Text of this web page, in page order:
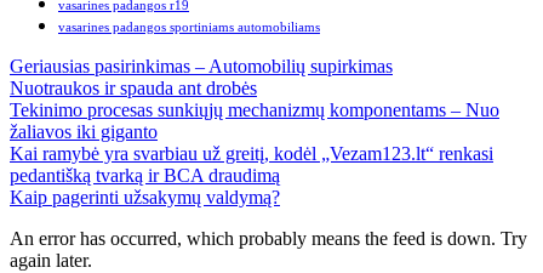
vasarines padangos r19
vasarines padangos sportiniams automobiliams
Geriausias pasirinkimas – Automobilių supirkimas
Nuotraukos ir spauda ant drobės
Tekinimo procesas sunkiųjų mechanizmų komponentams – Nuo
žaliavos iki giganto
Kai ramybė yra svarbiau už greitį, kodėl „Vezam123.lt“ renkasi
pedantišką tvarką ir BCA draudimą
Kaip pagerinti užsakymų valdymą?
An error has occurred, which probably means the feed is down. Try
again later.